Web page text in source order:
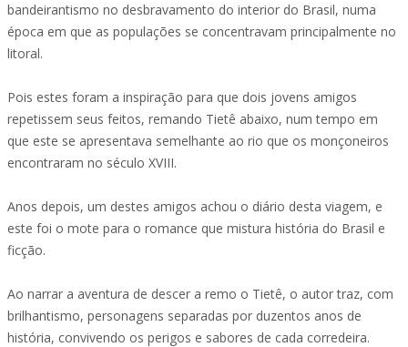
bandeirantismo no desbravamento do interior do Brasil, numa
época em que as populações se concentravam principalmente no
litoral.
Pois estes foram a inspiração para que dois jovens amigos
repetissem seus feitos, remando Tietê abaixo, num tempo em
que este se apresentava semelhante ao rio que os monçoneiros
encontraram no século XVIII.
Anos depois, um destes amigos achou o diário desta viagem, e
este foi o mote para o romance que mistura história do Brasil e
ficção.
Ao narrar a aventura de descer a remo o Tietê, o autor traz, com
brilhantismo, personagens separadas por duzentos anos de
história, convivendo os perigos e sabores de cada corredeira.